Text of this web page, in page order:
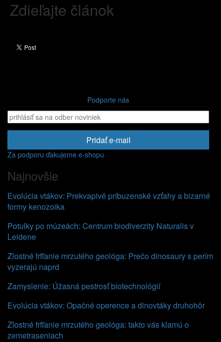
Zdieľajte článok
Podporte nás
Pridať e-mail
Za podporu ďakujeme e-shopu
Najnovšie
Evolúcia vtákov: Prekvapivé príbuzenské vzťahy a bizarné
formy kenozoika
Potulky po múzeách: Centrum biodiverzity Naturalis v
Leidene
Zlostné frfľanie mrzutého geológa: Prečo dinosaury s perím
vyzerajú naprd
Zamyslenie: Úžasná pestrosť biotechnológií
Evolúcia vtákov: Opačné operence a dinovtáky druhohôr
Zlostné frfľanie mrzutého geológa: takto vás klamú o
zemetraseniach